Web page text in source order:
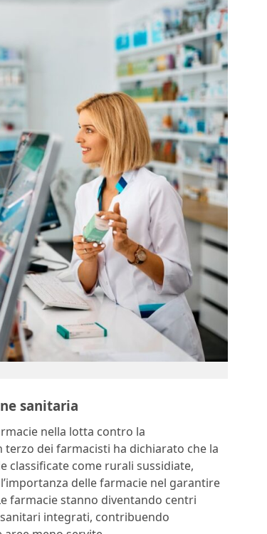
sanitaria
nella lotta contro la
dei farmacisti ha dichiarato che la
classificate come rurali sussidiate,
delle farmacie nel garantire
farmacie stanno diventando centri
integrati, contribuendo